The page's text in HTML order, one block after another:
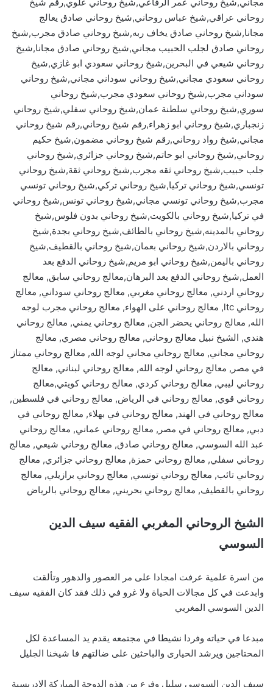
روحاني عراقي,شيخ عباس روحاني,شيخ روحاني صادق يعالج
مجانا,شيخ روحاني صادق يخاف ربه,شيخ روحاني صادق مجرب,شيخ
روحاني صادق لجلب الحبيب مجاني,شيخ روحاني صادق مجانا,شيخ
روحاني شيعي في البحرين,شيخ روحاني سعودي ابو غازي,شيخ
روحاني سعودي مجاني,شيخ روحاني سوداني مجاني,شيخ روحاني
سوداني مجرب,شيخ روحاني سعودي مجرب,شيخ روحاني
سوري,شيخ روحاني سلطنة عمان,شيخ روحاني سفلي,شيخ روحاني
زنجباري,شيخ روحاني ابو زهراء,رقم شيخ روحاني,رقم شيخ روحاني
مجاني,شيخ رواد روحاني,رقم شيخ روحاني مضمون,شيخ حكيم
روحاني,شيخ روحاني ابو حاتم,شيخ روحاني جزائري,شيخ روحاني
جلب حبيب,شيخ روحاني ثقه مجرب,شيخ روحاني ثقة,شيخ روحاني
تونسي,شيخ روحاني تركيا,شيخ روحاني تركي,شيخ روحاني تونسي
مجرب,شيخ روحاني تونسي مجاني,شيخ روحاني تونس,شيخ روحاني
في تركيا,شيخ روحاني بالكويت,شيخ روحاني بدون فلوس,شيخ
روحاني بالمدينه,شيخ روحاني بالطائف,شيخ روحاني بجدة,شيخ
روحاني بالاردن,شيخ روحاني بعمان,شيخ روحاني بالقطيف,شيخ
روحاني باليمن,شيخ روحاني ابو مريم,شيخ روحاني الدفع بعد
العمل,شيخ روحاني الدفع بعد البرهان,معالج روحاني سابق, معالج
روحاني اردني, معالج روحاني مغربي, معالج روحاني سوداني, معالج
روحاني ltc, معالج روحاني على الهواء, معالج روحاني مجرب لوجه
الله, معالج روحاني يحضر الجن, معالج روحاني يمني, معالج روحاني
هندي, الشيخ نبيل معالج روحاني, معالج روحاني مصري, معالج
روحاني مجاني, معالج روحاني مجاني لوجه الله, معالج روحاني ممتاز
في مصر, معالج روحاني لوجه الله, معالج روحاني لبناني, معالج
روحاني ليبي, معالج روحاني كردي, معالج روحاني كويتي,معالج
روحاني قوي, معالج روحاني في الرياض, معالج روحاني في فلسطين,
معالج روحاني في الهند, معالج روحاني في بهلاء, معالج روحاني في
دبي, معالج روحاني في مصر, معالج روحاني عماني, معالج روحاني
عبد الله السوسي, معالج روحاني صادق, معالج روحاني شيعي, معالج
روحاني سفلي, معالج روحاني حمزة, معالج روحاني جزائري, معالج
روحاني تائب, معالج روحاني تونسي, معالج روحاني برازيلي, معالج
روحاني بالقطيف, معالج روحاني بحريني, معالج روحاني بالرياض
الشيخ الروحاني المغربي الفقيه سيف الدين
السوسي
من اسرة علمية عرفت امجادا على مر العصور والدهور وتألقت
وابدعت في كل مجالات الحياة ولا غرو في ذلك فقد كان الفقيه سيف
الدين السوسي المغربي
مبدعا في حياته وفردا نشيطا في مجتمعه يقدم يد المساعدة لكل
المحتاجين ويرشد الحيارى والباحثين على ضالتهم فا شيخنا الجليل
سيف الدين السوسي سليل وفرع من هذه الدوحة المباركة الادريسية